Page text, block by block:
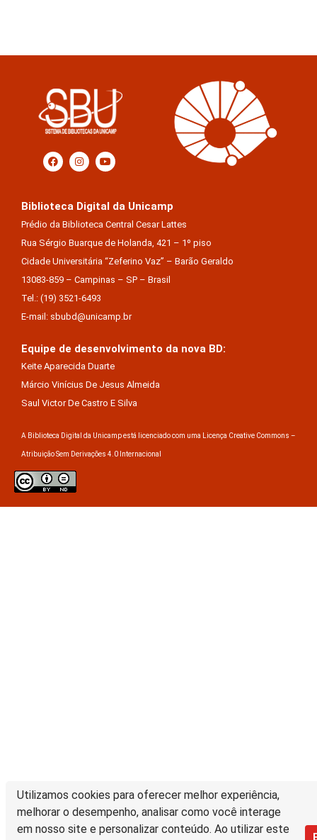
Utilizamos cookies para oferecer melhor experiência,
melhorar o desempenho, analisar como você interage
em nosso site e personalizar conteúdo. Ao utilizar este
Biblioteca Digital da Unicamp
Prédio da Biblioteca Central Cesar Lattes
Rua Sérgio Buarque de Holanda, 421 – 1º piso
Cidade Universitária “Zeferino Vaz” – Barão Geraldo
13083-859 – Campinas – SP – Brasil
Tel.: (19) 3521-6493
E-mail: sbubd@unicamp.br
Equipe de desenvolvimento da nova BD:
Keite Aparecida Duarte
Márcio Vinícius De Jesus Almeida
Saul Victor De Castro E Silva
A Biblioteca Digital da Unicamp está licenciado com uma Licença Creative Commons –
Atribuição Sem Derivações 4.0 Internacional